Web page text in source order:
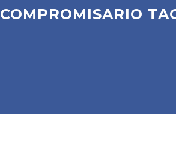
COMPROMISARIO